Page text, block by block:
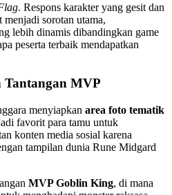
. Respons karakter yang gesit dan
menjadi sorotan utama,
lebih dinamis dibandingkan game
peserta terbaik mendapatkan
Tantangan MVP
menyiapkan area foto tematik
favorit para tamu untuk
konten media sosial karena
tampilan dunia Rune Midgard
MVP Goblin King, di mana